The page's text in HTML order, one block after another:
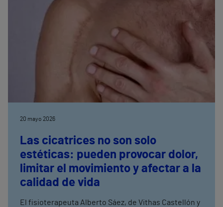
20 mayo 2026
Las cicatrices no son solo
estéticas: pueden provocar dolor,
limitar el movimiento y afectar a la
calidad de vida
El fisioterapeuta Alberto Sáez, de Vithas Castellón y